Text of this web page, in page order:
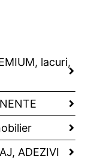
lacuri,
ADEZIVI